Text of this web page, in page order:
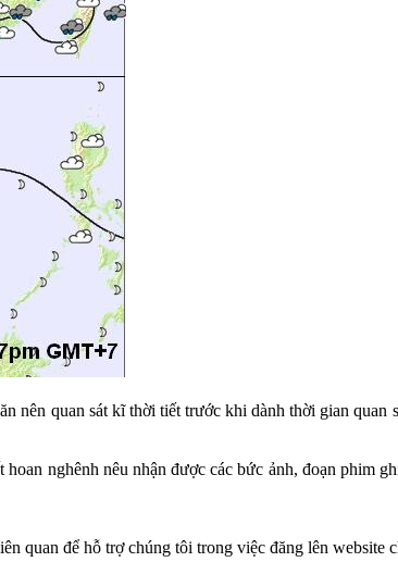
nên quan sát kĩ thời tiết trước khi dành thời gian
nghênh nêu nhận được các bức ảnh, đoạn phim
quan để hỗ trợ chúng tôi trong việc đăng lên website